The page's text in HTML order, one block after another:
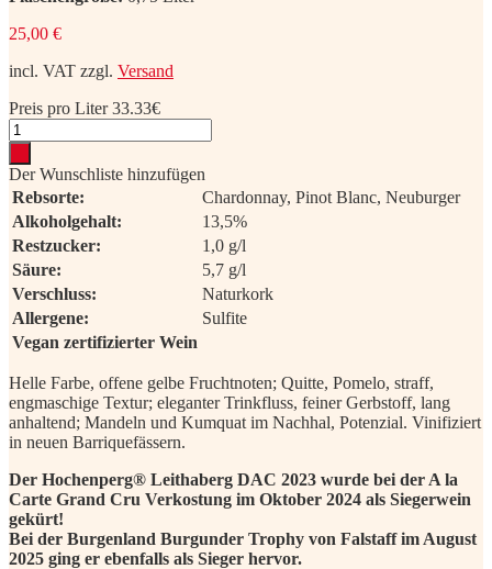
25,00 €
incl. VAT zzgl. Versand
Preis pro Liter 33.33€
Hochenperg®
Leithaberg
DAC
2023
quantity
Der Wunschliste hinzufügen
Rebsorte:
Chardonnay, Pinot Blanc, Neuburger
Alkoholgehalt:
13,5%
Restzucker:
1,0 g/l
Säure:
5,7 g/l
Verschluss:
Naturkork
Allergene:
Sulfite
Vegan zertifizierter Wein
Helle Farbe, offene gelbe Fruchtnoten; Quitte, Pomelo, straff,
engmaschige Textur; eleganter Trinkfluss, feiner Gerbstoff, lang
anhaltend; Mandeln und Kumquat im Nachhal, Potenzial. Vinifiziert
in neuen Barriquefässern.
Der Hochenperg® Leithaberg DAC 2023 wurde bei der A la
Carte Grand Cru Verkostung im Oktober 2024 als Siegerwein
gekürt!
Bei der Burgenland Burgunder Trophy von Falstaff im August
2025 ging er ebenfalls als Sieger hervor.